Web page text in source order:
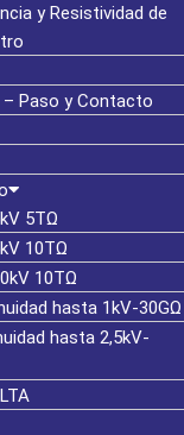
y Resistividad de
Paso y Contacto
5TΩ
10TΩ
10TΩ
hasta 1kV-30GΩ
hasta 2,5kV-